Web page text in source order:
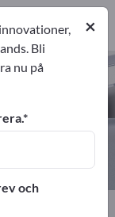
39
39
×
Bli
nu på
och